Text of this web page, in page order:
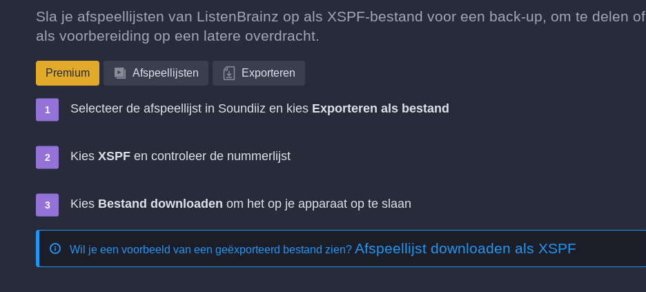
Sla je afspeellijsten van ListenBrainz op als XSPF-bestand voor een back-up, om te delen of
als voorbereiding op een latere overdracht.
Premium Afspeellijsten Exporteren
Selecteer de afspeellijst in Soundiiz en kies Exporteren als bestand
Kies XSPF en controleer de nummerlijst
Kies Bestand downloaden om het op je apparaat op te slaan
Wil je een voorbeeld van een geëxporteerd bestand zien? Afspeellijst downloaden als XSPF